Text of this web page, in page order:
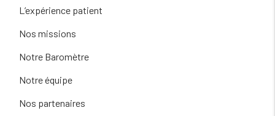
L’expérience patient
Nos missions
Notre Baromètre
Notre équipe
Nos partenaires